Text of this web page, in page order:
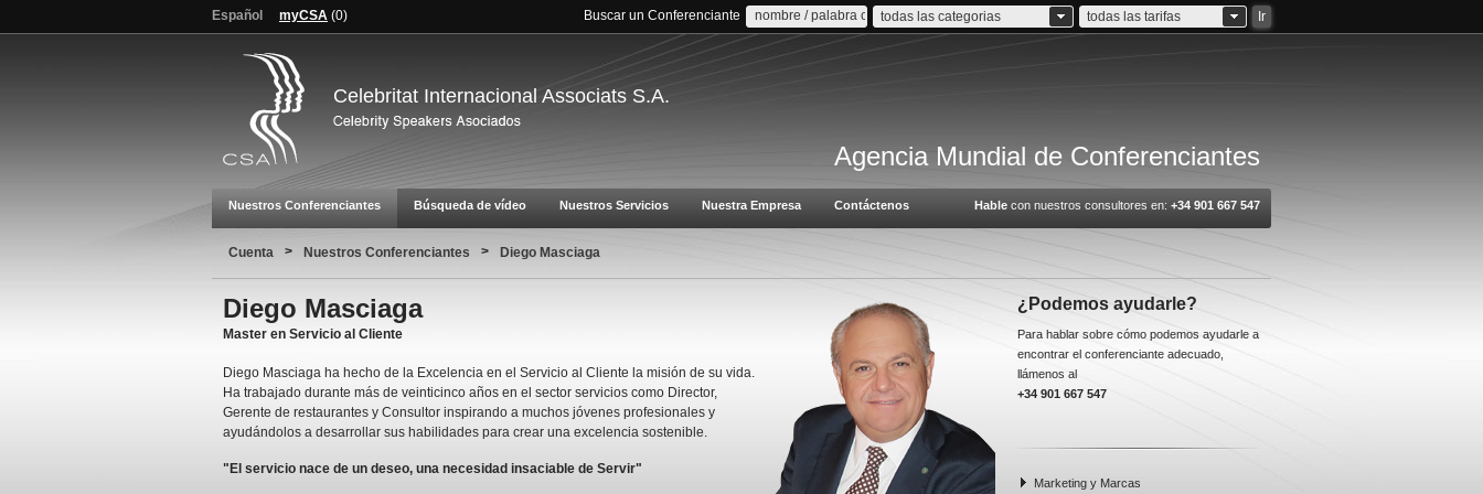
Español myCSA (0) Buscar un Conferenciante todas las categorias todas las tarifas Ir
Celebritat Internacional Associats S.A.
Agencia Mundial de Conferenciantes
Nuestros Conferenciantes Búsqueda de vídeo Nuestros Servicios Nuestra Empresa Contáctenos Hable con nuestros consultores en: +34 901 667 547
Cuenta > Nuestros Conferenciantes > Diego Masciaga
Diego Masciaga
Master en Servicio al Cliente
Diego Masciaga ha hecho de la Excelencia en el Servicio al Cliente la misión de su vida.
Ha trabajado durante más de veinticinco años en el sector servicios como Director,
Gerente de restaurantes y Consultor inspirando a muchos jóvenes profesionales y
ayudándolos a desarrollar sus habilidades para crear una excelencia sostenible.
"El servicio nace de un deseo, una necesidad insaciable de Servir"
¿Podemos ayudarle?
Para hablar sobre cómo podemos ayudarle a
encontrar el conferenciante adecuado,
llámenos al
+34 901 667 547
Marketing y Marcas